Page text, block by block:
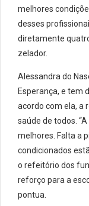
melhores
desses
diretamente
zelador.
Alessandra do
Esperança, e tem
acordo com ela, a
saúde de todos.
melhores. Falta a
condicionados
o refeitório dos
reforço para a
pontua.